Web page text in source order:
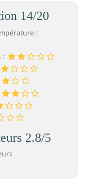
14/20
:
:
2.8/5